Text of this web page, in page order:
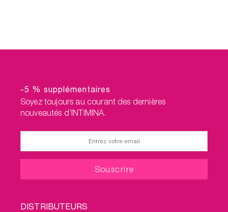
-5 % supplémentaires
Soyez toujours au courant des dernières
nouveautés d’INTIMINA.
FOOTER
DISTRIBUTEURS